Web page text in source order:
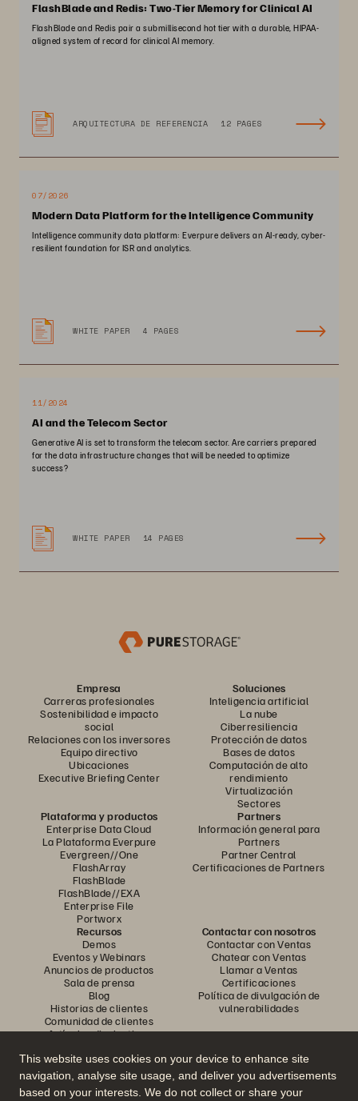
This website uses cookies on your device to enhance site
navigation, analyse site usage, and deliver you advertisements
based on your interests. We do not collect or share your
FlashBlade and Redis: Two-Tier Memory for Clinical AI
FlashBlade and Redis pair a submillisecond hot tier with a durable, HIPAA-
aligned system of record for clinical AI memory.
ARQUITECTURA DE REFERENCIA 12 PAGES
07/2026
Modern Data Platform for the Intelligence Community
Intelligence community data platform: Everpure delivers an AI-ready, cyber-
resilient foundation for ISR and analytics.
WHITE PAPER 4 PAGES
11/2024
AI and the Telecom Sector
Generative AI is set to transform the telecom sector. Are carriers prepared
for the data infrastructure changes that will be needed to optimize
success?
WHITE PAPER 14 PAGES
Empresa
Carreras profesionales
Sostenibilidad e impacto
social
Relaciones con los inversores
Equipo directivo
Ubicaciones
Executive Briefing Center
Soluciones
Inteligencia artificial
La nube
Ciberresiliencia
Protección de datos
Bases de datos
Computación de alto
rendimiento
Virtualización
Sectores
Plataforma y productos
Enterprise Data Cloud
La Plataforma Everpure
Evergreen//One
FlashArray
FlashBlade
FlashBlade//EXA
Enterprise File
Portworx
Partners
Información general para
Partners
Partner Central
Certificaciones de Partners
Recursos
Demos
Eventos y Webinars
Anuncios de productos
Sala de prensa
Blog
Historias de clientes
Comunidad de clientes
Artículos divulgativos
Contactar con nosotros
Contactar con Ventas
Chatear con Ventas
Llamar a Ventas
Certificaciones
Política de divulgación de
vulnerabilidades
Únase a la conversación